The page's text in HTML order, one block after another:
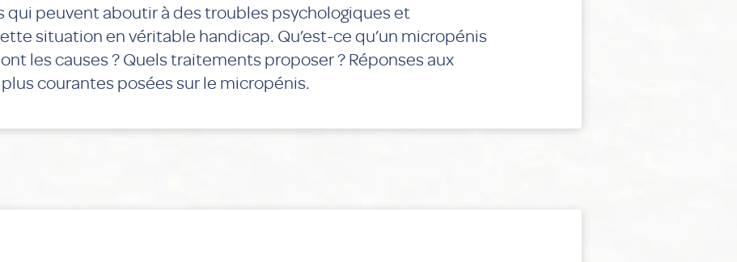
qui peuvent aboutir à des troubles psychologiques et
situation en véritable handicap. Qu’est-ce qu’un micropénis
les causes ? Quels traitements proposer ? Réponses aux
courantes posées sur le micropénis.